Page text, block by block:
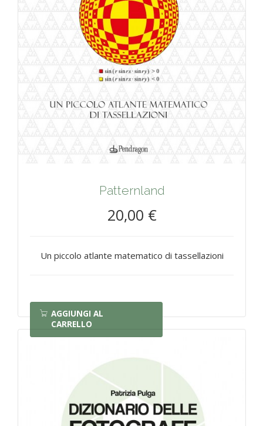
Patternland
20,00 €
Un piccolo atlante matematico di tassellazioni
AGGIUNGI AL
CARRELLO